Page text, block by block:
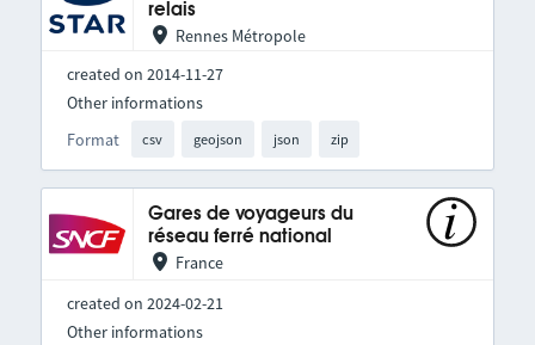
relais
Rennes Métropole
created on 2014-11-27
Format csv geojson json zip
Other informations
Gares de voyageurs du
réseau ferré national
France
created on 2024-02-21
Other informations